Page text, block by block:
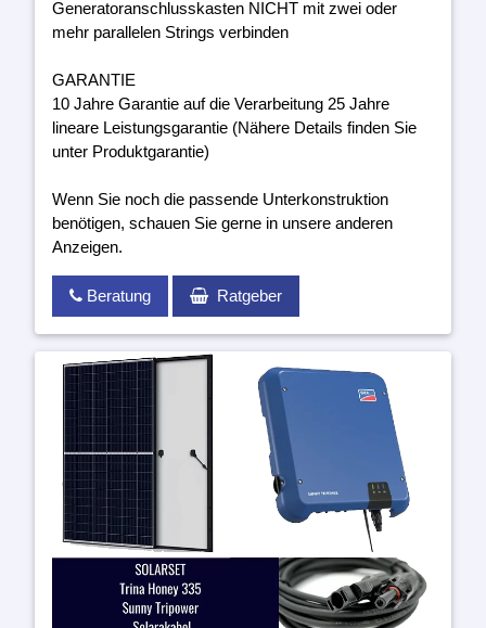
Generatoranschlusskasten NICHT mit zwei oder
mehr parallelen Strings verbinden
GARANTIE
10 Jahre Garantie auf die Verarbeitung 25 Jahre
lineare Leistungsgarantie (Nähere Details finden Sie
unter Produktgarantie)
Wenn Sie noch die passende Unterkonstruktion
benötigen, schauen Sie gerne in unsere anderen
Anzeigen.
Beratung Ratgeber